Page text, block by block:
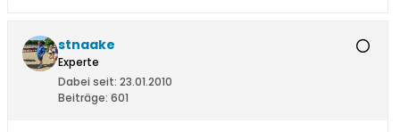
stnaake
Experte
Dabei seit: 23.01.2010
Beiträge: 601